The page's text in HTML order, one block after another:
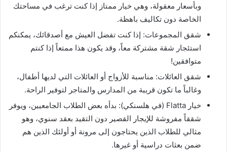
وبأسعار معقولة، وهي خيار ممتاز إذا كنت ترغب في مساحتك
الخاصة دون تكاليف باهظة.
شقق المجموعات: إذا كنت تفضل العيش مع أصدقائك، يمكنكم
استئجار شقة مشتركة معاً، وقد يكون هذا ممتعاً إذا كنتم
متوافقين!
شقق العائلات: مناسبة للأزواج أو العائلات التي لديها أطفال،
وغالباً ما تكون قريبة من المدارس والمتاجر لتوفير الراحة.
خيار Flatta (في هلسنكي): بدأه بعض الطلاب الجامعيين، ويوفر
شققاً مفروشة للإيجار القصير دون التقيد بعقد سنوي، وهو
مثالي للطلاب الذين يحتاجون إلى مرونة أو أولئك الذين هم
ضمن بعثات دراسية أو غيرها.